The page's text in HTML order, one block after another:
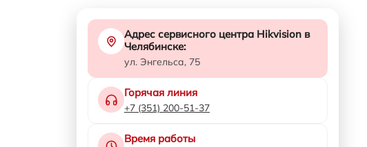
Адрес сервисного центра Hikvision в
Челябинске:
ул. Энгельса, 75
Горячая линия
+7 (351) 200-51-37
Время работы